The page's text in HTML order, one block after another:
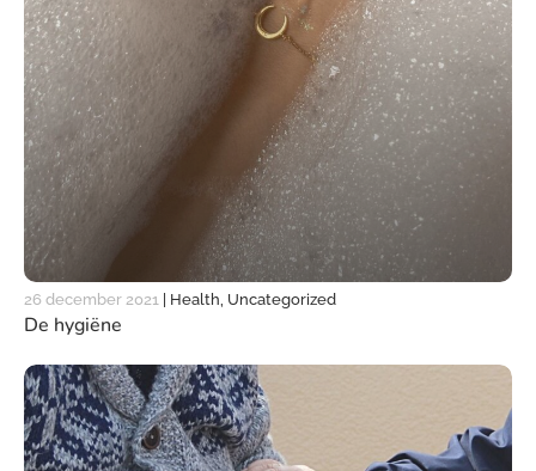
26 december 2021 Health, Uncategorized
De hygiëne